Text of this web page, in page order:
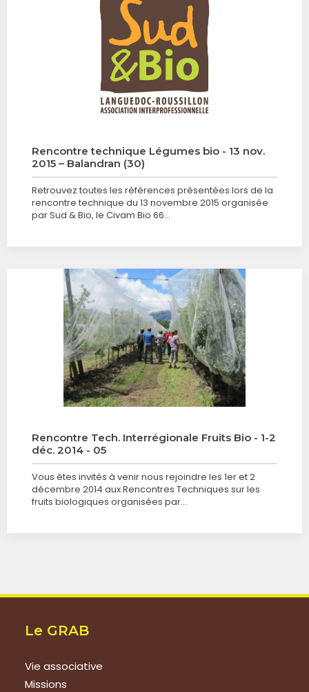
Rencontre technique Légumes bio - 13 nov.
2015 – Balandran (30)
Retrouvez toutes les références présentées lors de la
rencontre technique du 13 novembre 2015 organisée
par Sud & Bio, le Civam Bio 66…
Rencontre Tech. Interrégionale Fruits Bio - 1-2
déc. 2014 - 05
Vous êtes invités à venir nous rejoindre les 1er et 2
décembre 2014 aux Rencontres Techniques sur les
fruits biologiques organisées par…
Le GRAB
Vie associative
Missions